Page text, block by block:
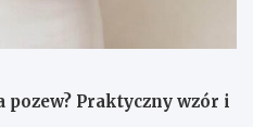
pozew? Praktyczny wzór i